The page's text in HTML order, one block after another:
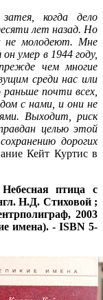
когда дело
лет назад. Но
не молодеют. Мне
умер в 1944 году,
чем многие
среди нас или
почти всех,
с нами, и они не
Выходит, риск
целью этой
дорогих
Кейт Куртис в
птица с
Н.Д. Стиховой ;
2003
имена). - ISBN 5-